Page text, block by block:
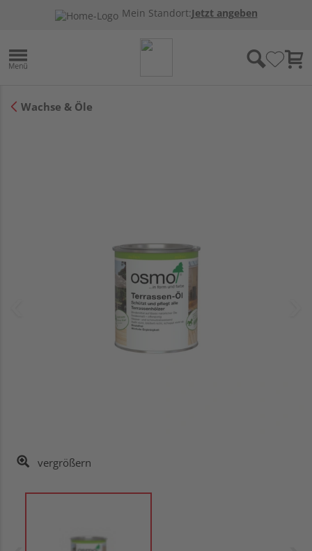
Mein Standort:Jetzt angeben
Wachse & Öle
vergrößern